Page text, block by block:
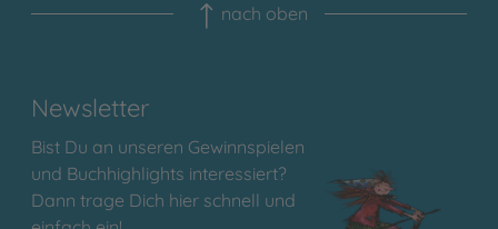
nach oben
Newsletter
Bist Du an unseren Gewinnspielen
und Buchhighlights interessiert?
Dann trage Dich hier schnell und